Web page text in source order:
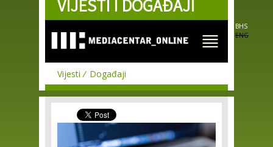
Skip to
main
VIJESTI I DOGAĐAJI
BHS
ENG
Vijesti Događaji